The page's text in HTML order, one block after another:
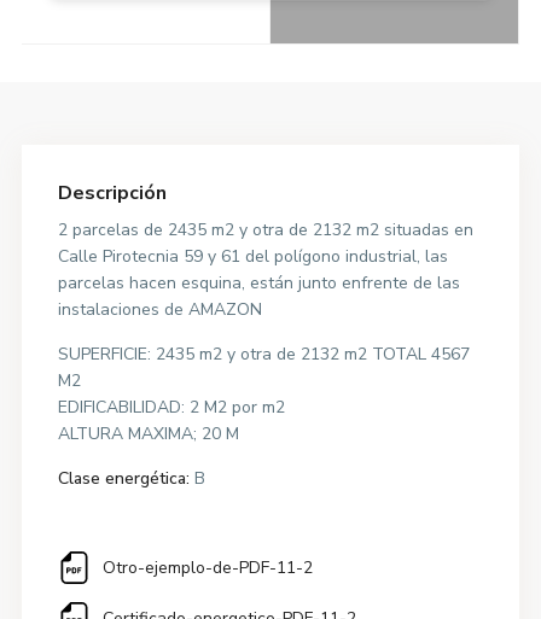
Descripción
2 parcelas de 2435 m2 y otra de 2132 m2 situadas en
Calle Pirotecnia 59 y 61 del polígono industrial, las
parcelas hacen esquina, están junto enfrente de las
instalaciones de AMAZON
SUPERFICIE: 2435 m2 y otra de 2132 m2 TOTAL 4567
M2
EDIFICABILIDAD: 2 M2 por m2
ALTURA MAXIMA; 20 M
Clase energética: B
Otro-ejemplo-de-PDF-11-2